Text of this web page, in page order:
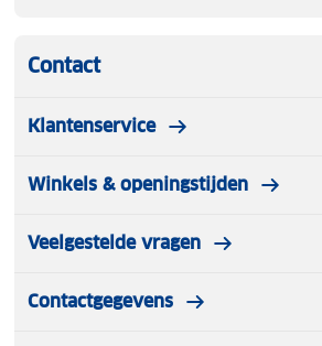
Contact
Klantenservice
Winkels & openingstijden
Veelgestelde vragen
Contactgegevens